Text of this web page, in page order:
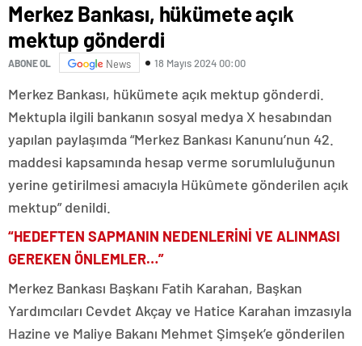
Merkez Bankası, hükümete açık
mektup gönderdi
ABONE OL News 18 Mayıs 2024 00:00
Merkez Bankası, hükümete açık mektup gönderdi.
Mektupla ilgili bankanın sosyal medya X hesabından
yapılan paylaşımda “Merkez Bankası Kanunu’nun 42.
maddesi kapsamında hesap verme sorumluluğunun
yerine getirilmesi amacıyla Hükûmete gönderilen açık
mektup” denildi.
“HEDEFTEN SAPMANIN NEDENLERİNİ VE ALINMASI
GEREKEN ÖNLEMLER…”
Merkez Bankası Başkanı Fatih Karahan, Başkan
Yardımcıları Cevdet Akçay ve Hatice Karahan imzasıyla
Hazine ve Maliye Bakanı Mehmet Şimşek’e gönderilen